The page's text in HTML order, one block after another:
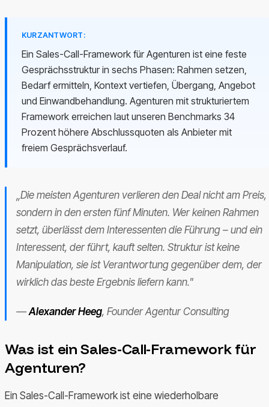
KURZANTWORT:
Ein Sales-Call-Framework für Agenturen ist eine feste
Gesprächsstruktur in sechs Phasen: Rahmen setzen,
Bedarf ermitteln, Kontext vertiefen, Übergang, Angebot
und Einwandbehandlung. Agenturen mit strukturiertem
Framework erreichen laut unseren Benchmarks 34
Prozent höhere Abschlussquoten als Anbieter mit
freiem Gesprächsverlauf.
„Die meisten Agenturen verlieren den Deal nicht am Preis,
sondern in den ersten fünf Minuten. Wer keinen Rahmen
setzt, überlässt dem Interessenten die Führung – und ein
Interessent, der führt, kauft selten. Struktur ist keine
Manipulation, sie ist Verantwortung gegenüber dem, der
wirklich das beste Ergebnis liefern kann."
— Alexander Heeg, Founder Agentur Consulting
Was ist ein Sales-Call-Framework für
Agenturen?
Ein Sales-Call-Framework ist eine wiederholbare